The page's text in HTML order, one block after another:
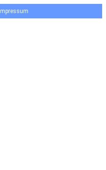
Impressum